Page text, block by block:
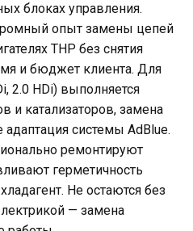
блоках управления.
опыт замены цепей
THP без снятия
и бюджет клиента. Для
2.0 HDi) выполняется
и катализаторов, замена
системы AdBlue.
ремонтируют
герметичность
Не остаются без
— замена